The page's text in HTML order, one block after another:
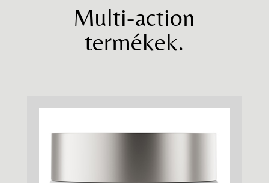
Multi-action
termékek.